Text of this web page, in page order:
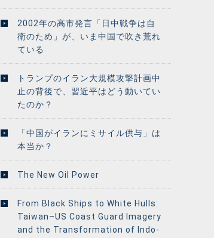
2002年の高市発言「日中戦争は自
衛のため」が、いま中国で吹き荒れ
ている
トランプのイラン大規模攻撃計画中
止の背後で、習近平はどう動いてい
たのか？
「中国がイランにミサイル供与」は
本当か？
The New Oil Power
From Black Ships to White Hulls:
Taiwan–US Coast Guard Imagery
and the Transformation of Indo-